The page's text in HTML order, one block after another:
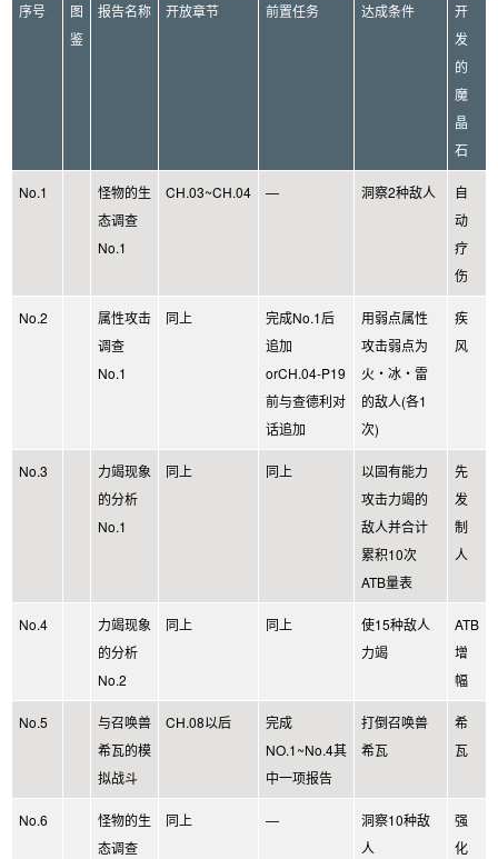
序号
图
鉴
报告名称 开放章节 前置任务 达成条件
开
发
的
魔
晶
石
No.1
怪物的生
态调查
No.1
CH.03~CH.04 — 洞察2种敌人
自
动
疗
伤
No.2
属性攻击
调查
No.1
同上
完成No.1后
追加
orCH.04-P19
前与查德利对
话追加
用弱点属性
攻击弱点为
火・冰・雷
的敌人(各1
次)
疾
风
No.3
力竭现象
的分析
No.1
同上 同上
以固有能力
攻击力竭的
敌人并合计
累积10次
ATB量表
先
发
制
人
No.4
力竭现象
的分析
No.2
同上 同上
使15种敌人
力竭
ATB
增
幅
No.5
与召唤兽
希瓦的模
拟战斗
CH.08以后
完成
NO.1~No.4其
中一项报告
打倒召唤兽
希瓦
希
瓦
No.6
怪物的生
态调查
同上 —
洞察10种敌
人
强
化